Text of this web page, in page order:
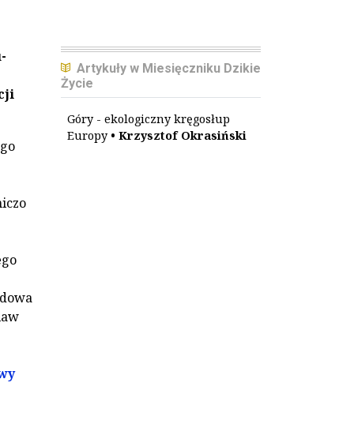
Artykuły w Miesięczniku Dzikie
Życie
Góry - ekologiczny kręgosłup
Europy• Krzysztof Okrasiński